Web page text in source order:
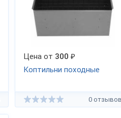
Цена от 300 ₽
Коптильни походные
0 отзывов